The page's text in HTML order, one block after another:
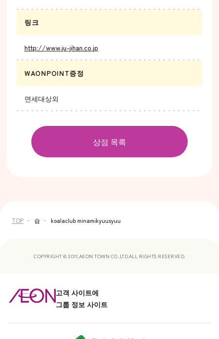
링크
http://www.ju-jihan.co.jp
WAONPOINT증정
면세대상외
상점 목록
TOP 숍 koalaclub minamikyuusyuu
COPYRIGHT © 2011,AEON TOWN CO.,LTD.ALL RIGHTS RESERVED.
고객 사이트에
그룹 정보 사이트